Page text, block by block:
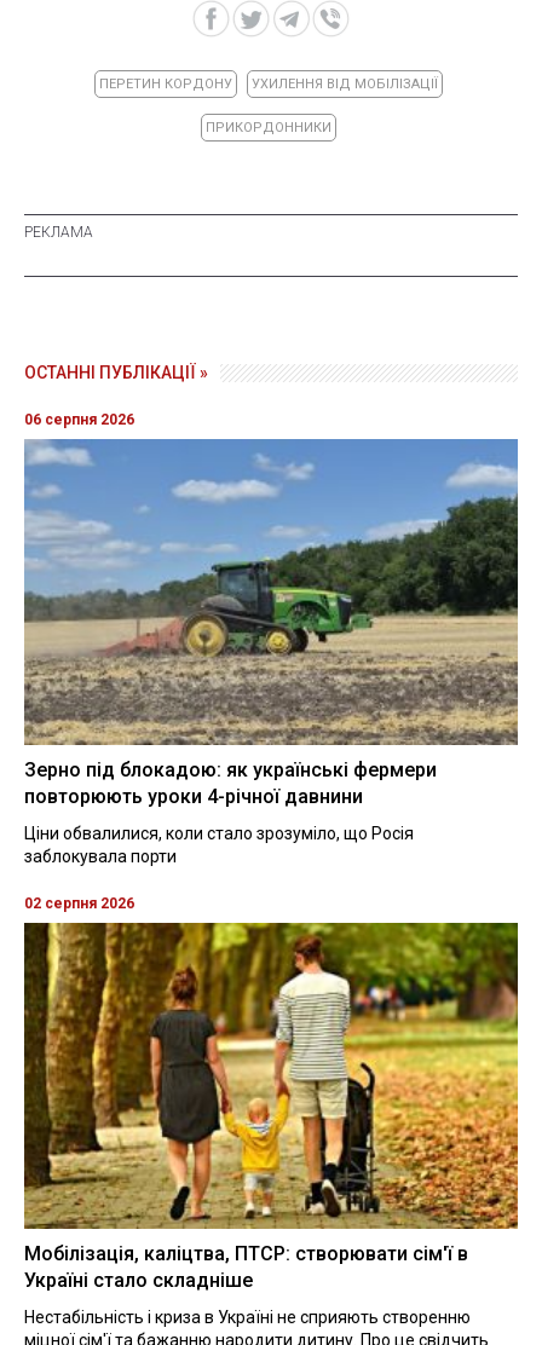
ПЕРЕТИН КОРДОНУ УХИЛЕННЯ ВІД МОБІЛІЗАЦІЇ
ПРИКОРДОННИКИ
ОСТАННІ ПУБЛІКАЦІЇ »
06 серпня 2026
Зерно під блокадою: як українські фермери
повторюють уроки 4-річної давнини
Ціни обвалилися, коли стало зрозуміло, що Росія
заблокувала порти
02 серпня 2026
Мобілізація, каліцтва, ПТСР: створювати сім'ї в
Україні стало складніше
Нестабільність і криза в Україні не сприяють створенню
міцної сім'ї та бажанню народити дитину. Про це свідчить